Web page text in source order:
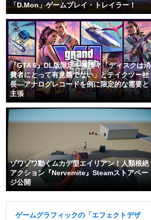
「D.Mon」ゲームプレイ・トレイラー！
『GTA 6』DL版限定を擁護？「ディスクは消
費者にとって有意義でない」とテイクツー社
長―アナログレコードを例に限定的な需要と
主張
ゾワゾワ動くムカデ型エイリアン！人類根絶
アクション『Nervemite』Steamストアペー
ジ公開
ゲームグラフィックの「エフェクトデザ